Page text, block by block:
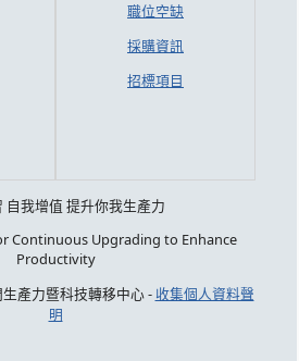
職位空缺
採購資訊
招標項目
自我增值 提升你我生產力
Continuous Upgrading to Enhance
Productivity
產力暨科技轉移中心 - 收集個人資料聲
明